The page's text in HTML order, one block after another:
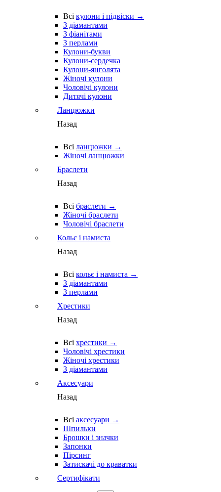
Всі кулони і підвіски →
З діамантами
З фіанітами
З перлами
Кулони-букви
Кулони-сердечка
Кулони-янголята
Жіночі кулони
Чоловічі кулони
Дитячі кулони
Ланцюжки
Назад
Всі ланцюжки →
Жіночі ланцюжки
Браслети
Назад
Всі браслети →
Жіночі браслети
Чоловічі браслети
Кольє і намиста
Назад
Всі кольє і намиста →
З діамантами
З перлами
Хрестики
Назад
Всі хрестики →
Чоловічі хрестики
Жіночі хрестики
З діамантами
Аксесуари
Назад
Всі аксесуари →
Шпильки
Брошки і значки
Запонки
Пірсинг
Затискачі до краватки
Сертифікати